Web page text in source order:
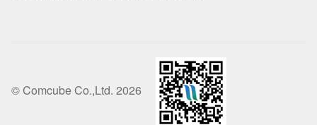
© Comcube Co.,Ltd. 2026